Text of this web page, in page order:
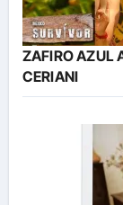
ZAFIRO AZUL
CERIANI